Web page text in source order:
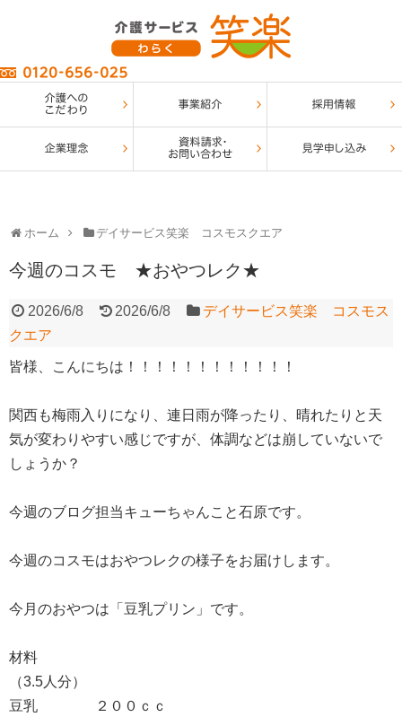
ホーム デイサービス笑楽 コスモスクエア
今週のコスモ ★おやつレク★
2026/6/8 2026/6/8
デイサービス笑楽 コスモス
クエア
皆様、こんにちは！！！！！！！！！！！！
関西も梅雨入りになり、連日雨が降ったり、晴れたりと天
気が変わりやすい感じですが、体調などは崩していないで
しょうか？
今週のブログ担当キューちゃんこと石原です。
今週のコスモはおやつレクの様子をお届けします。
今月のおやつは「豆乳プリン」です。
材料
（3.5人分）
豆乳 ２００ｃｃ